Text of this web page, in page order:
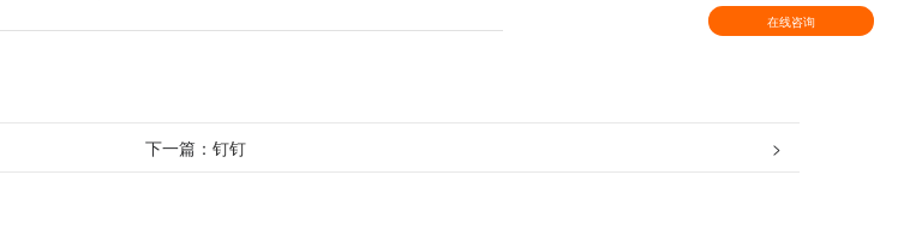
下一篇： 钉钉 >
在线咨询